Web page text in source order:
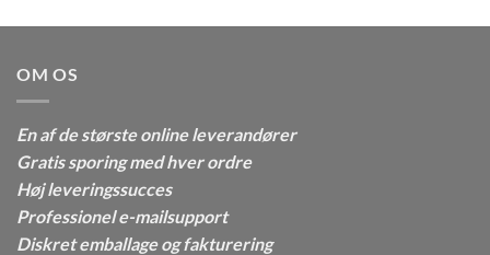
OM OS
En af de største online leverandører
Gratis sporing med hver ordre
Høj leveringssucces
Professionel e-mailsupport
Diskret emballage og fakturering